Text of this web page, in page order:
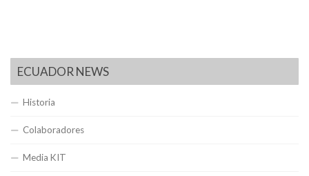
ECUADOR NEWS
Historia
Colaboradores
Media KIT